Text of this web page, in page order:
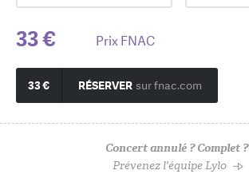
33 € Prix FNAC
33 € RÉSERVER sur fnac.com
Concert annulé ? Complet ?
Prévenez l'équipe Lylo